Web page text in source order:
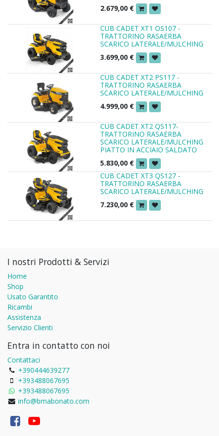
2.679,00 €
CUB CADET XT1 OS107 -
TRATTORINO RASAERBA
SCARICO LATERALE/MULCHING
3.699,00 €
CUB CADET XT2 PS117 -
TRATTORINO RASAERBA
SCARICO LATERALE/MULCHING
4.999,00 €
CUB CADET XT2 QS117-
TRATTORINO RASAERBA
SCARICO LATERALE/MULCHING
PIATTO IN ACCIAIO SALDATO
5.830,00 €
CUB CADET XT3 QS127 -
TRATTORINO RASAERBA
SCARICO LATERALE/MULCHING
7.230,00 €
I nostri Prodotti & Servizi
Home
Shop
Usato Garantito
Ricambi
Assistenza
Servizio Clienti
Entra in contatto con noi
Contattaci
+390444639277
+393488067695
+393488067695
info@bmabonato.com